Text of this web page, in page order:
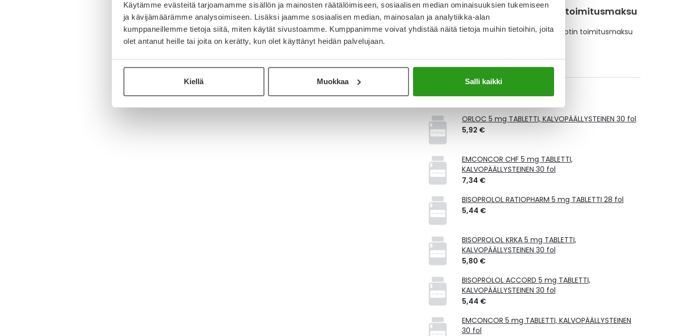
Käytämme evästeitä tarjoamamme sisällön ja mainosten räätälöimiseen, sosiaalisen median ominaisuuksien tukemiseen
ja kävijämäärämme analysoimiseen. Lisäksi jaamme sosiaalisen median, mainosalan ja analytiikka-alan
kumppaneillemme tietoja siitä, miten käytät sivustoamme. Kumppanimme voivat yhdistää näitä tietoja muihin tietoihin, joita
olet antanut heille tai joita on kerätty, kun olet käyttänyt heidän palvelujaan.
Kiellä Muokkaa Salli kaikki
Kela-korvattavuus ja reseptin toimitusmaksu
Tämä tuote ei ole Kela-korvattava. Reseptin toimitusmaksu
Laske korvauksen suuruus
Vastaavat tuotteet
ORLOC 5 mg TABLETTI, KALVOPÄÄLLYSTEINEN 30 fol
5,92 €
EMCONCOR CHF 5 mg TABLETTI,
KALVOPÄÄLLYSTEINEN 30 fol
7,34 €
BISOPROLOL RATIOPHARM 5 mg TABLETTI 28 fol
5,44 €
BISOPROLOL KRKA 5 mg TABLETTI,
KALVOPÄÄLLYSTEINEN 30 fol
5,80 €
BISOPROLOL ACCORD 5 mg TABLETTI,
KALVOPÄÄLLYSTEINEN 30 fol
5,44 €
EMCONCOR 5 mg TABLETTI, KALVOPÄÄLLYSTEINEN
30 fol